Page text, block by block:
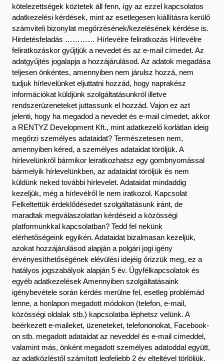
kötelezettségek köztetek áll fenn, így az ezzel kapcsolatos
adatkezelési kérdések, mint az esetlegesen kiállításra kerülő
számviteli bizonylat megőrzésének/kezelésének kérdése is.
Hirdetésfeladás ………… Hírlevélre feliratkozás Hírlevélre
feliratkozáskor gyűjtjük a nevedet és az e-mail címedet. Az
adatgyűjtés jogalapja a hozzájárulásod. Az adatok megadása
teljesen önkéntes, amennyiben nem járulsz hozzá, nem
tudjuk hírlevelünket eljuttatni hozzád, hogy naprakész
információkat küldjünk szolgáltatásunkról illetve
rendszerüzeneteket juttassunk el hozzád. Vajon ez azt
jelenti, hogy ha megadod a nevedet és e-mail címedet, akkor
a RENTYZ Development Kft., mint adatkezelő korlátlan ideig
megőrzi személyes adataidat? Természetesen nem,
amennyiben kéred, a személyes adataidat töröljük. A
hírlevelünkről bármikor leiratkozhatsz egy gombnyomással
bármelyik hírlevelünkben, az adataidat töröljük és nem
küldünk neked további hírlevelet. Adataidat mindaddig
kezeljük, még a hírlevélről le nem iratkozol. Kapcsolat
Felkeltettük érdeklődésedet szolgáltatásunk iránt, de
maradtak megválaszolatlan kérdéseid a közösségi
platformunkkal kapcsolatban? Tedd fel nekünk
elérhetőségeink egyikén. Adataidat bizalmasan kezeljük,
azokat hozzájárulásod alapján a polgári jogi igény
érvényesíthetőségének elévülési idejéig őrizzük meg, ez a
hatályos jogszabályok alapján 5 év. Ügyfélkapcsolatok és
egyéb adatkezelések Amennyiben szolgáltatásaink
igénybevétele során kérdés merülne fel, esetleg problémád
lenne, a honlapon megadott módokon (telefon, e-mail,
közösségi oldalak stb.) kapcsolatba léphetsz velünk. A
beérkezett e-maileket, üzeneteket, telefononokat, Facebook-
on stb. megadott adataidat az neveddel és e-mail címeddel,
valamint más, önként megadott személyes adatoddal együtt,
az adatközléstől számított legfeljebb 2 év elteltével törlöljük.